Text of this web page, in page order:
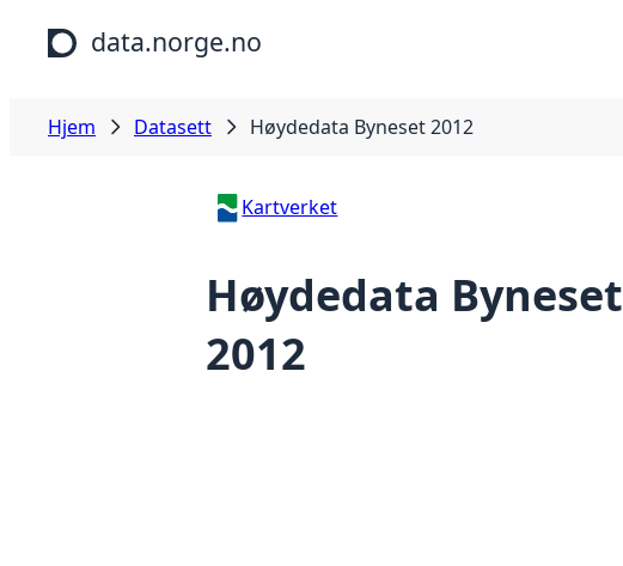
Hopp til hovedinnhold
data.norge.no
Hjem Datasett Høydedata Byneset 2012
Kartverket
Høydedata Byneset
2012